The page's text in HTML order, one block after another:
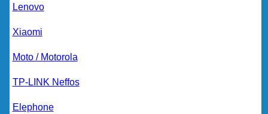
Lenovo
Xiaomi
Moto / Motorola
TP-LINK Neffos
Elephone